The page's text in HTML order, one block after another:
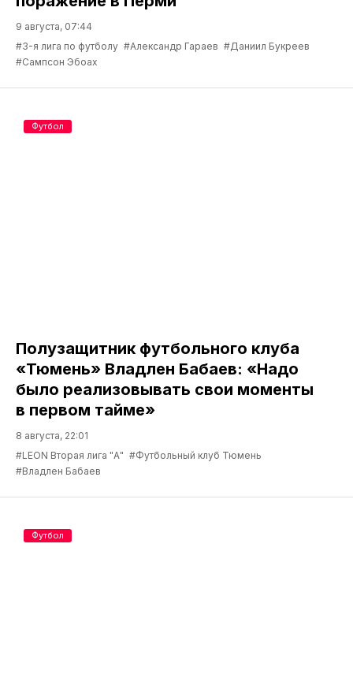
9 августа, 07:44
#3-я лига по футболу #Александр Гараев #Даниил Букреев
#Сампсон Эбоах
Полузащитник футбольного клуба
«Тюмень» Владлен Бабаев: «Надо
было реализовывать свои моменты
в первом тайме»
8 августа, 22:01
#LEON Вторая лига "А" #Футбольный клуб Тюмень
#Владлен Бабаев
Футбол
Футбол